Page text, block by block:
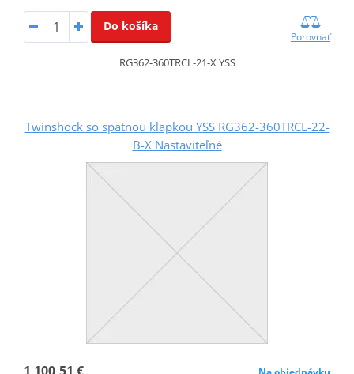
Do košíka
Porovnať
RG362-360TRCL-21-X YSS
Twinshock so spätnou klapkou YSS RG362-360TRCL-22-
B-X Nastaviteľné